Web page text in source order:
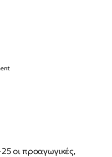
οι προαγωγικές,